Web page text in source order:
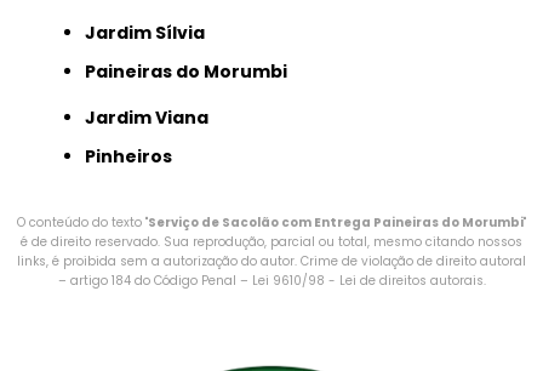
Jardim Sílvia
Paineiras do Morumbi
Jardim Viana
Pinheiros
O conteúdo do texto "Serviço de Sacolão com Entrega Paineiras do Morumbi"
é de direito reservado. Sua reprodução, parcial ou total, mesmo citando nossos
links, é proibida sem a autorização do autor. Crime de violação de direito autoral
– artigo 184 do Código Penal – Lei 9610/98 - Lei de direitos autorais.